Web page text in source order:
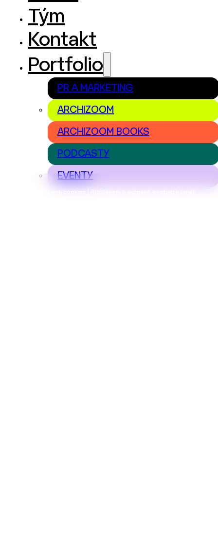
Nastavení cookies | Prohlášení o ochraně osobních údajů
Tým
Kontakt
Portfolio
PR A MARKETING
ARCHIZOOM
ARCHIZOOM BOOKS
PODCASTY
EVENTY